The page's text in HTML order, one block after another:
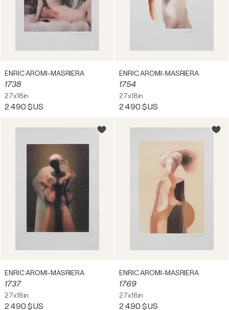
ENRIC AROMI-MASRIERA
1738
27x18in
2 490 $US
ENRIC AROMI-MASRIERA
1754
27x18in
2 490 $US
ENRIC AROMI-MASRIERA
1737
27x18in
2 490 $US
ENRIC AROMI-MASRIERA
1769
27x18in
2 490 $US